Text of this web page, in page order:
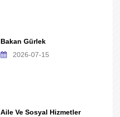
Bakan Gürlek
2026-07-15
Aile Ve Sosyal Hizmetler